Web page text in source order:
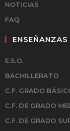
NOTICIAS
FAQ
ENSEÑANZAS
E.S.O.
BACHILLERATO
C.F. GRADO
C.F. DE GRADO
C.F. DE GRADO